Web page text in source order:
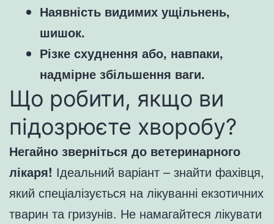
Наявність видимих ущільнень,
шишок.
Різке схуднення або, навпаки,
надмірне збільшення ваги.
Що робити, якщо ви
підозрюєте хворобу?
Негайно зверніться до ветеринарного
лікаря! Ідеальний варіант – знайти фахівця,
який спеціалізується на лікуванні екзотичних
тварин та гризунів. Не намагайтеся лікувати